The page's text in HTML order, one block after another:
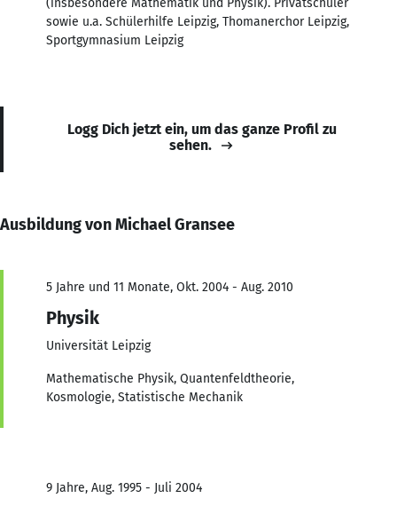
sowie u.a. Schülerhilfe Leipzig, Thomanerchor Leipzig,
Sportgymnasium Leipzig
Logg Dich jetzt ein, um das ganze Profil zu
sehen.
Ausbildung von Michael Gransee
5 Jahre und 11 Monate, Okt. 2004 - Aug. 2010
Physik
Universität Leipzig
Mathematische Physik, Quantenfeldtheorie,
Kosmologie, Statistische Mechanik
9 Jahre, Aug. 1995 - Juli 2004